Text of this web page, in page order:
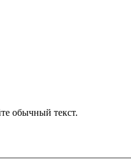
обычный текст.